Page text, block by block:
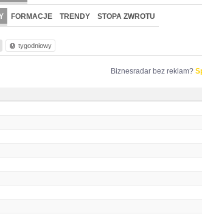
FORMACJE TRENDY STOPA ZWROTU
tygodniowy
Biznesradar bez reklam?